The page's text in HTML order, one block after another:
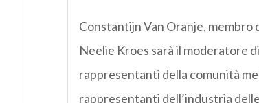
Constantijn Van Oranje,
Neelie Kroes sarà il moderatore
rappresentanti della comunità
rappresentanti dell’industria